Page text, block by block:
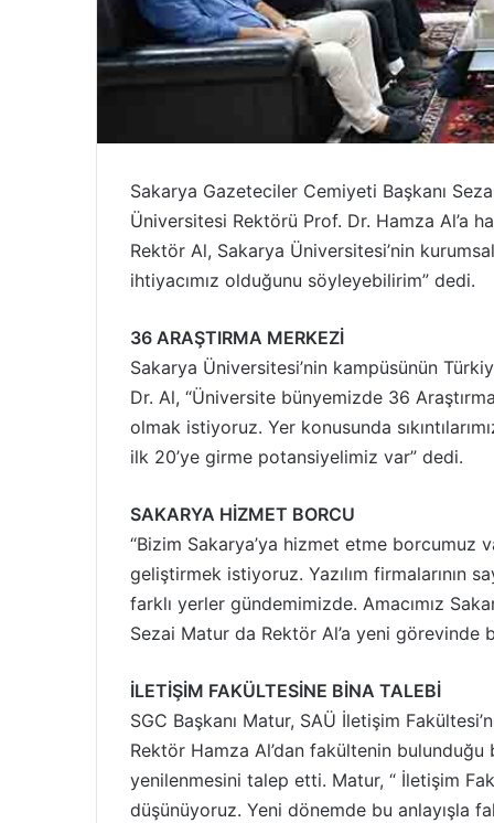
Sakarya Gazeteciler Cemiyeti Başkanı
Üniversitesi Rektörü Prof. Dr. Hamza Al’a
Rektör Al, Sakarya Üniversitesi’nin
ihtiyacımız olduğunu söyleyebilirim” dedi.
36 ARAŞTIRMA MERKEZİ
Sakarya Üniversitesi’nin kampüsünün
Dr. Al, “Üniversite bünyemizde 36
olmak istiyoruz. Yer konusunda
ilk 20’ye girme potansiyelimiz var” dedi.
SAKARYA HİZMET BORCU
“Bizim Sakarya’ya hizmet etme borcumuz
geliştirmek istiyoruz. Yazılım firmalarının
farklı yerler gündemimizde. Amacımız
Sezai Matur da Rektör Al’a yeni görevinde
İLETİŞİM FAKÜLTESİNE BİNA TALEBİ
SGC Başkanı Matur, SAÜ İletişim
Rektör Hamza Al’dan fakültenin
yenilenmesini talep etti. Matur, “ İletişim
düşünüyoruz. Yeni dönemde bu anlayışla